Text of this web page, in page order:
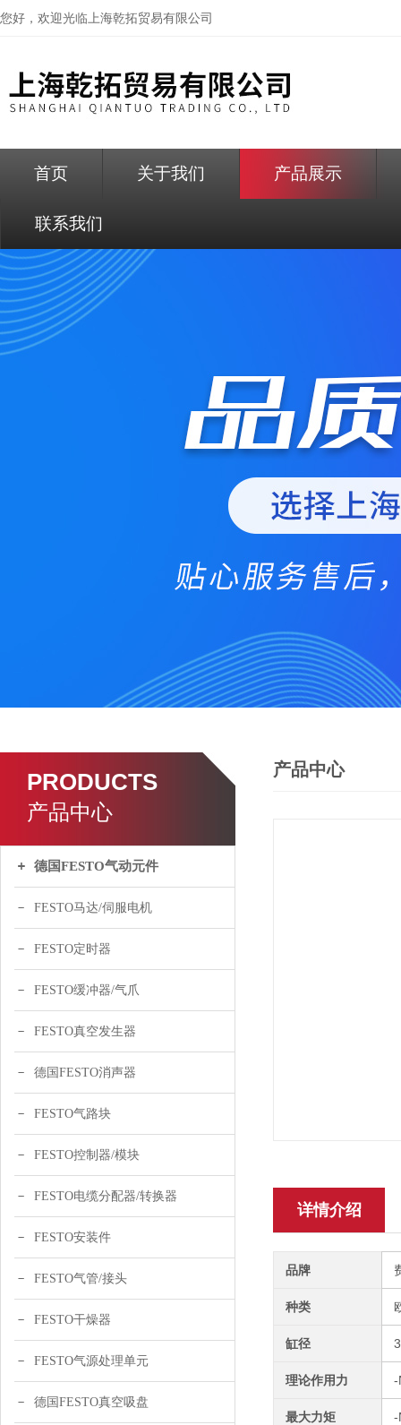
您好，欢迎光临上海乾拓贸易有限公司
首页 关于我们 产品展示
联系我们
PRODUCTS
产品中心
德国FESTO气动元件
FESTO马达/伺服电机
FESTO定时器
FESTO缓冲器/气爪
FESTO真空发生器
德国FESTO消声器
FESTO气路块
FESTO控制器/模块
FESTO电缆分配器/转换器
FESTO安装件
FESTO气管/接头
FESTO干燥器
FESTO气源处理单元
德国FESTO真空吸盘
产品中心
详情介绍
品牌
种类
缸径
理论作用力 -
最大力矩 -